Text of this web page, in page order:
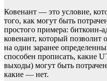
Ковенант — это условие,
того, как могут быть
простого примера: биткоин-
ковенант, который позволит
на один заранее
способен прописать, какие
выходы) могут быть
какие — нет.